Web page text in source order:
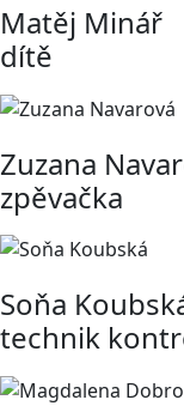
Matěj Minář
dítě
Zuzana
zpěvačka
Soňa
technik